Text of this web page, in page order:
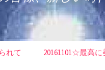
れて 20161101☆最高に